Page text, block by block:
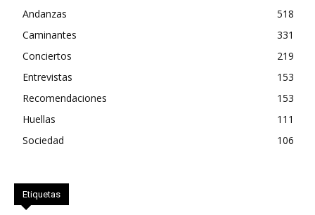
Andanzas
518
Caminantes
331
Conciertos
219
Entrevistas
153
Recomendaciones
153
Huellas
111
Sociedad
106
Etiquetas